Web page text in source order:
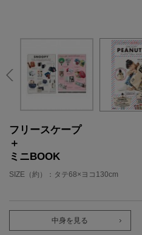
フリースケープ
＋
ミニBOOK
SIZE（約）：タテ68×ヨコ130cm
中身を見る